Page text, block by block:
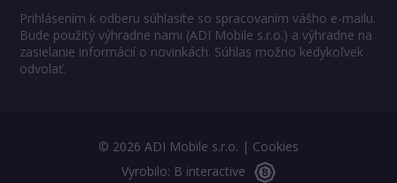
Prihlásením k odberu súhlasíte so spracovaním vášho e-mailu.
Bude použitý výhradne nami (ADI Mobile s.r.o.) a výhradne na
zasielanie informácií o novinkách. Súhlas možno kedykoľvek
odvolať.
© 2026 ADI Mobile s.r.o. | Cookies
Vyrobilo: B interactive